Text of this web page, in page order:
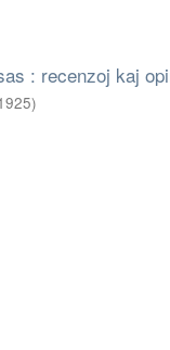
: recenzoj kaj
)